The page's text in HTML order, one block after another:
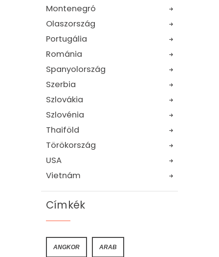
Montenegró
Olaszország
Portugália
Románia
Spanyolország
Szerbia
Szlovákia
Szlovénia
Thaiföld
Törökország
USA
Vietnám
Címkék
ANGKOR ARAB